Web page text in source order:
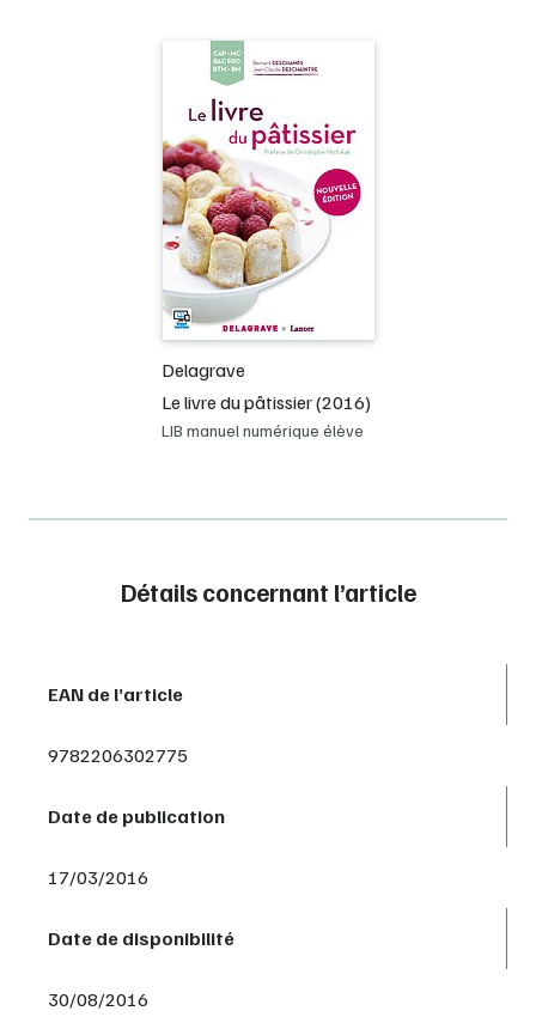
Delagrave
Le livre du pâtissier (2016)
LIB manuel numérique élève
Détails concernant l’article
EAN de l’article
9782206302775
Date de publication
17/03/2016
Date de disponibilité
30/08/2016